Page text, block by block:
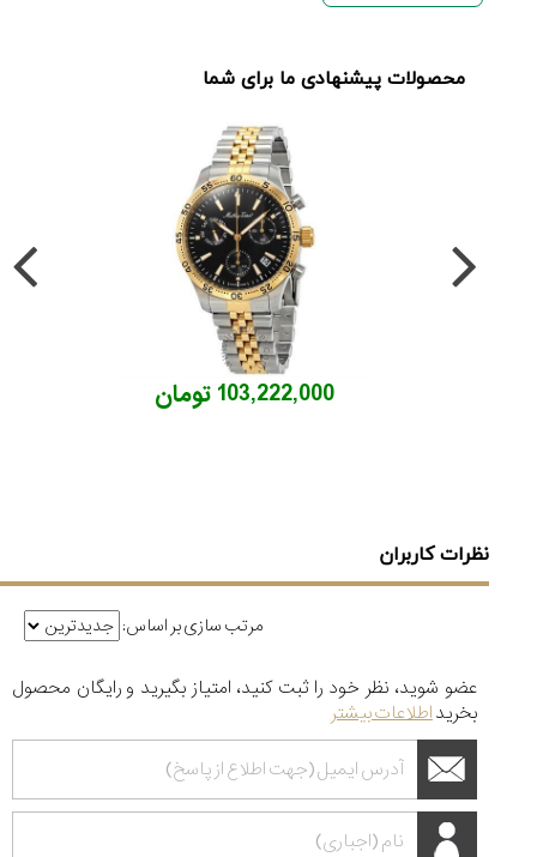
محصولات پیشنهادی ما برای شما
103,222,000 تومان
نظرات کاربران
مرتب سازی بر اساس:
عضو شوید، نظر خود را ثبت کنید، امتیاز بگیرید و رایگان محصول
بخریداطلاعات بیشتر